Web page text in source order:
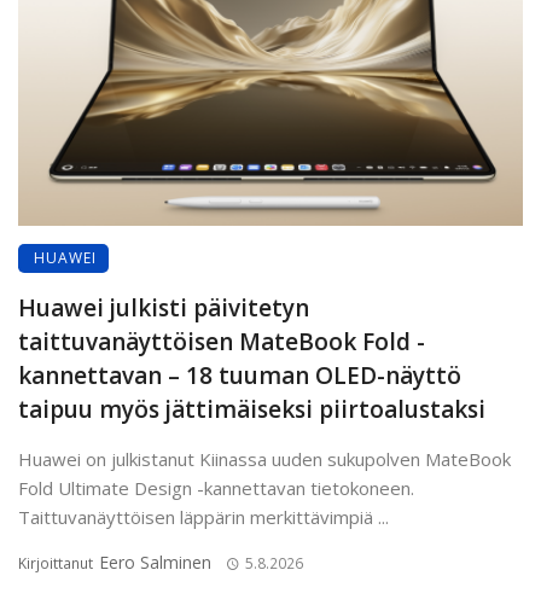
HUAWEI
Huawei julkisti päivitetyn
taittuvanäyttöisen MateBook Fold -
kannettavan – 18 tuuman OLED-näyttö
taipuu myös jättimäiseksi piirtoalustaksi
Huawei on julkistanut Kiinassa uuden sukupolven MateBook
Fold Ultimate Design -kannettavan tietokoneen.
Taittuvanäyttöisen läppärin merkittävimpiä ...
Kirjoittanut Eero Salminen 5.8.2026